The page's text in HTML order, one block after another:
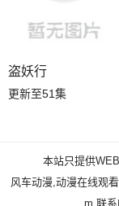
盗妖行
更新至51集
本站只提供
风车动漫,动漫在线观
m 联